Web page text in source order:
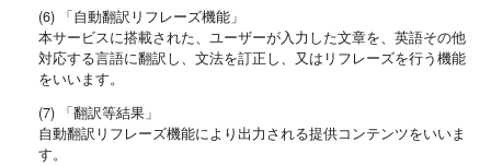
(6) 「自動翻訳リフレーズ機能」
本サービスに搭載された、ユーザーが入力した文章を、英語その他
対応する言語に翻訳し、文法を訂正し、又はリフレーズを行う機能
をいいます。
(7) 「翻訳等結果」
自動翻訳リフレーズ機能により出力される提供コンテンツをいいま
す。